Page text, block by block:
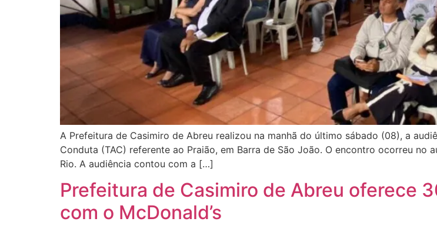
A Prefeitura de Casimiro de Abreu realizou na manhã do último sábado (08), a
Conduta (TAC) referente ao Praião, em Barra de São João. O encontro ocorreu
Rio. A audiência contou com a […]
Prefeitura de Casimiro de Abreu oferece
com o McDonald’s